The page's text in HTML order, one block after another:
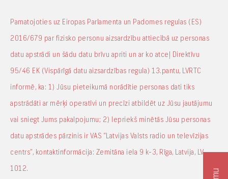
Pamatojoties uz Eiropas Parlamenta un Padomes regulas (ES)
2016/679 par fizisko personu aizsardzību attiecībā uz personas
datu apstrādi un šādu datu brīvu apriti un ar ko atceļ Direktīvu
95/46 EK (Vispārīgā datu aizsardzības regula) 13.pantu, LVRTC
informē, ka: 1) Jūsu pieteikumā norādītie personas dati tiks
apstrādāti ar mērķi operatīvi un precīzi atbildēt uz Jūsu jautājumu
vai sniegt Jums pakalpojumu; 2) Iepriekš minētās Jūsu personas
datu apstrādes pārzinis ir VAS “Latvijas Valsts radio un televīzijas
centrs”, kontaktinformācija: Zemitāna iela 9 k-3, Rīga, Latvija, LV-
1012.